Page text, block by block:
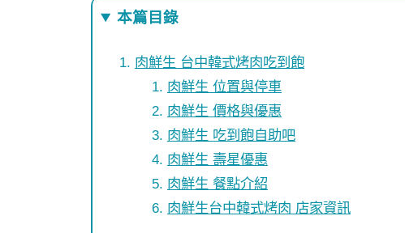
本篇目錄
肉鮮生 台中韓式烤肉吃到飽
肉鮮生 位置與停車
肉鮮生 價格與優惠
肉鮮生 吃到飽自助吧
肉鮮生 壽星優惠
肉鮮生 餐點介紹
肉鮮生台中韓式烤肉 店家資訊